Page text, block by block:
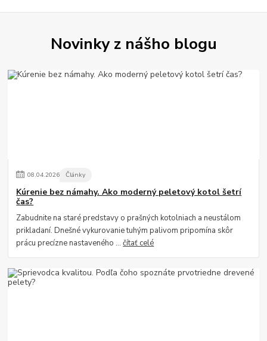
Novinky z nášho blogu
08.04.2026 Články
Kúrenie bez námahy. Ako moderný peletový kotol šetrí
čas?
Zabudnite na staré predstavy o prašných kotolniach a neustálom
prikladaní. Dnešné vykurovanie tuhým palivom pripomína skôr
prácu precízne nastaveného ...čítať celé